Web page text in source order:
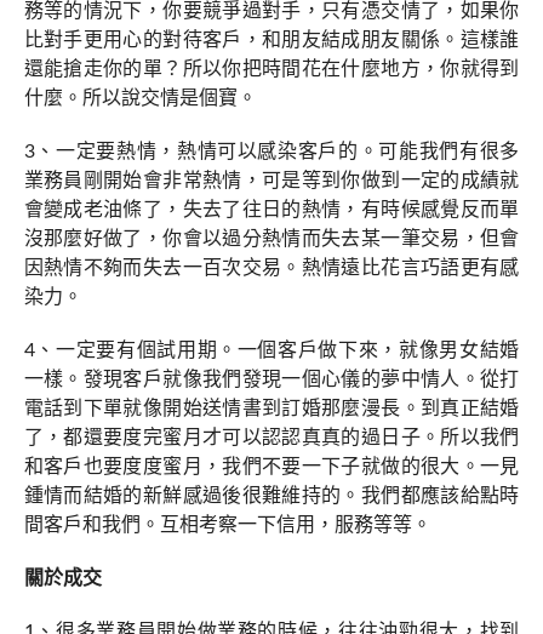
務等的情況下，你要競爭過對手，只有憑交情了，如果你
比對手更用心的對待客戶，和朋友結成朋友關係。這樣誰
還能搶走你的單？所以你把時間花在什麼地方，你就得到
什麼。所以說交情是個寶。
3、一定要熱情，熱情可以感染客戶的。可能我們有很多
業務員剛開始會非常熱情，可是等到你做到一定的成績就
會變成老油條了，失去了往日的熱情，有時候感覺反而單
沒那麼好做了，你會以過分熱情而失去某一筆交易，但會
因熱情不夠而失去一百次交易。熱情遠比花言巧語更有感
染力。
4、一定要有個試用期。一個客戶做下來，就像男女結婚
一樣。發現客戶就像我們發現一個心儀的夢中情人。從打
電話到下單就像開始送情書到訂婚那麼漫長。到真正結婚
了，都還要度完蜜月才可以認認真真的過日子。所以我們
和客戶也要度度蜜月，我們不要一下子就做的很大。一見
鍾情而結婚的新鮮感過後很難維持的。我們都應該給點時
間客戶和我們。互相考察一下信用，服務等等。
關於成交